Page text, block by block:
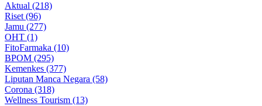
Aktual (218)
Riset (96)
Jamu (277)
OHT (1)
FitoFarmaka (10)
BPOM (295)
Kemenkes (377)
Liputan Manca Negara (58)
Corona (318)
Wellness Tourism (13)